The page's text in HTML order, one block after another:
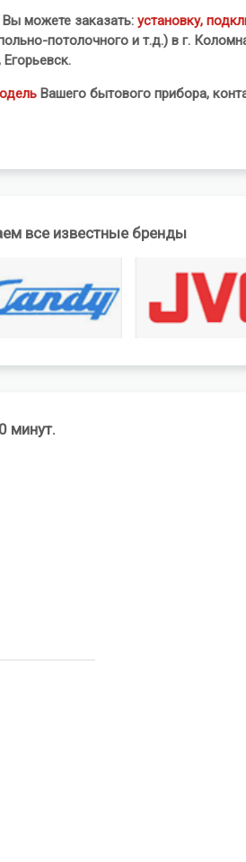
можете заказать: установку,
потолочного и т.д.) в г.
Вашего бытового прибора,
все известные бренды
минут.